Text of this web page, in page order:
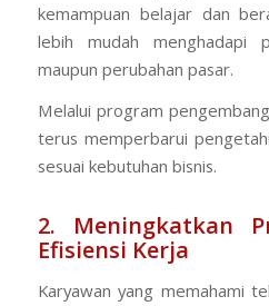
kemampuan belajar dan
lebih mudah menghadapi
maupun perubahan pasar.
Melalui program
terus memperbarui
sesuai kebutuhan bisnis.
2. Meningkatkan
Efisiensi Kerja
Karyawan yang memahami